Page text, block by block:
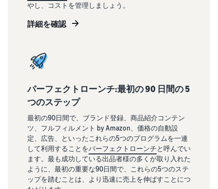
やし、コストを管理しましょう。
詳細を確認
パーフェクトローンチ:最初の 90 日間の 5
つのステップ
最初の90日間で、ブランド登録、商品紹介コンテン
ツ、フルフィルメント by Amazon、価格の自動設
定、広告、といったこれらの5つのプログラムを一連
して利用することをパーフェクトローンチと呼んでい
ます。最も成功している出品者様の多くが取り入れた
ように、最初の重要な90日間で、これらの5つのステ
ップを踏むことは、より迅速に売上を伸ばすことにつ